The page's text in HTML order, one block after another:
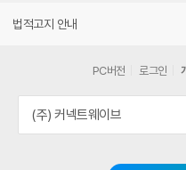
법적고지 안내
PC버전 로그인
(주) 커넥트웨이브